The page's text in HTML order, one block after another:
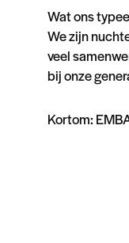
Wat ons
We zijn
veel
bij onze
Kortom: